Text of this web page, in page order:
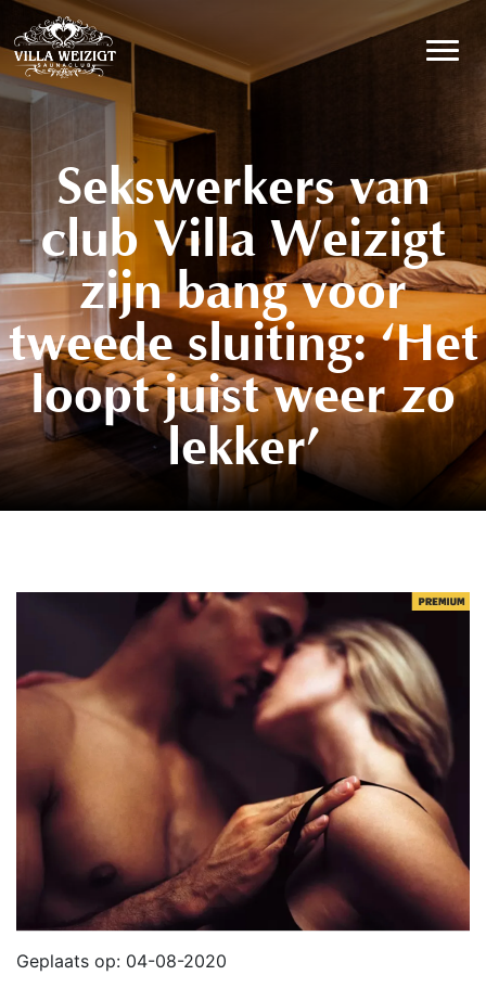
Hoofdnavigatie
Sekswerkers van
club Villa Weizigt
zijn bang voor
tweede sluiting: ‘Het
loopt juist weer zo
lekker’
Geplaats op: 04-08-2020